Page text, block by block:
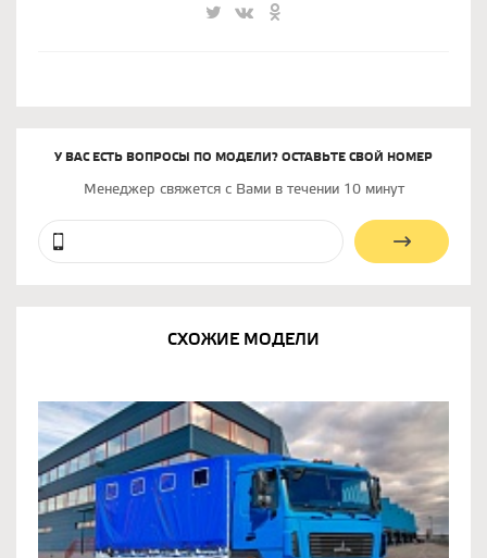
У ВАС ЕСТЬ ВОПРОСЫ ПО МОДЕЛИ? ОСТАВЬТЕ СВОЙ НОМЕР
Менеджер свяжется с Вами в течении 10 минут
СХОЖИЕ МОДЕЛИ